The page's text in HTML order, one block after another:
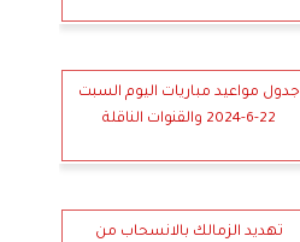
جدول مواعيد مباريات اليوم السبت
22-6-2024 والقنوات الناقلة
تهديد الزمالك بالانسحاب من